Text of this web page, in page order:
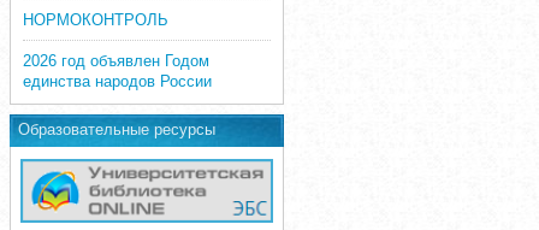
НОРМОКОНТРОЛЬ
2026 год объявлен Годом
единства народов России
Образовательные ресурсы